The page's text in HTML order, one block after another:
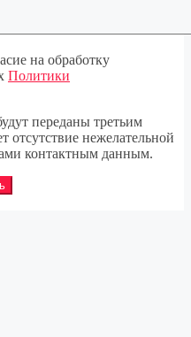
на обработку
Политики
переданы третьим
отсутствие нежелательной
контактным данным.